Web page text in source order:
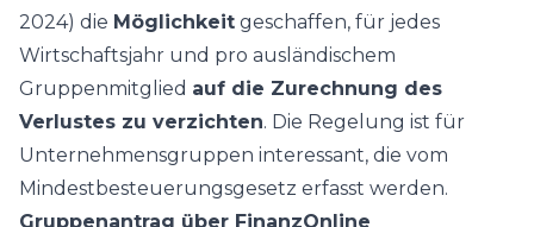
2024) die Möglichkeit geschaffen, für jedes
Wirtschaftsjahr und pro ausländischem
Gruppenmitglied auf die Zurechnung des
Verlustes zu verzichten. Die Regelung ist für
Unternehmensgruppen interessant, die vom
Mindestbesteuerungsgesetz erfasst werden.
Gruppenantrag über FinanzOnline